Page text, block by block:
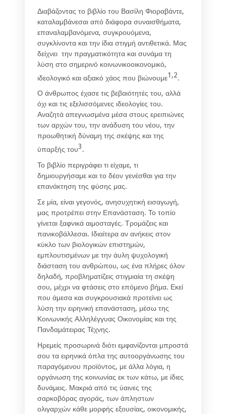
Διαβάζοντας το βιβλίο του Βασίλη Φιοραβάντε,
καταλαμβάνεσαι από διάφορα συναισθήματα,
επαναλαμβανόμενα, συγκρουόμενα,
συγκλίνοντα και την ίδια στιγμή αντιθετικά. Μας
δείχνει την πραγματικότητα και συνάμα τη
λύση στο σημερινό κοινωνικοοικονομικό,
ιδεολογικό και αξιακό χάος που βιώνουμε1,2.
Ο άνθρωπος έχασε τις βεβαιότητές του, αλλά
όχι και τις εξελισσόμενες ιδεολογίες του.
Αναζητά απεγνωσμένα μέσα στους ερειπιώνες
των αρχών του, την ανάδυση του νέου, την
προωθητική δύναμη της σκέψης και της
ύπαρξής του3.
Το βιβλίο περιγράφει τι είχαμε, τι
δημιουργήσαμε και το δέον γενέσθαι για την
επανάκτηση της φύσης μας.
Σε μία, είναι γεγονός, ανησυχητική εισαγωγή,
μας προτρέπει στην Επανάσταση. Το τοπίο
γίνεται ξαφνικά αιμοσταγές. Τρομάζεις και
πανικοβάλλεσαι. Ιδιαίτερα αν ανήκεις στον
κύκλο των βιολογικών επιστημών,
εμπλουτισμένων με την άυλη ψυχολογική
διάσταση του ανθρώπου, ως ένα πλήρες όλον
δηλαδή, προβληματίζεις στιγμιαία τη σκέψη
σου, μέχρι να φτάσεις στο επόμενο βήμα. Εκεί
που άμεσα και συγκρουσιακά προτείνει ως
λύση την ειρηνική επανάσταση, μέσω της
Κοινωνικής Αλληλέγγυας Οικονομίας και της
Πανδαμάτειρας Τέχνης.
Ηρεμείς προσωρινά διότι εμφανίζονται μπροστά
σου τα ειρηνικά όπλα της αυτοοργάνωσης του
παραγόμενου προϊόντος, με άλλα λόγια, η
οργάνωση της κοινωνίας εκ των κάτω, με ίδιες
δυνάμεις. Μακριά από τις ύαινες της
σαρκοβόρας αγοράς, των άπληστων
ολιγαρχών κάθε μορφής εξουσίας, οικονομικής,